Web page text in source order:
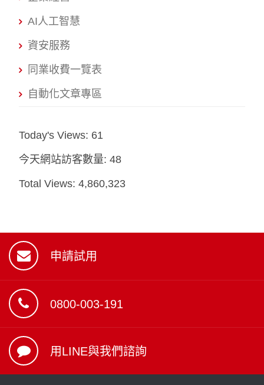
AI人工智慧
資安服務
同業收費一覽表
自動化文章專區
Today's Views: 61
今天網站訪客數量:48
Total Views:4,860,323
申請試用
0800-003-191
用LINE與我們諮詢